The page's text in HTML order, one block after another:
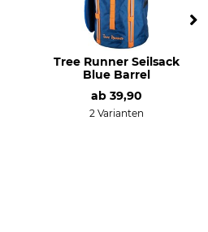
Tree Runner Seilsack
Blue Barrel
ab 39,90
2 Varianten